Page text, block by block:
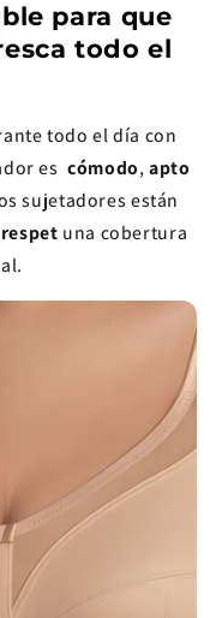
para que
todo el
todo el día con
es cómodo,apto
sujetadores están
respet una cobertura